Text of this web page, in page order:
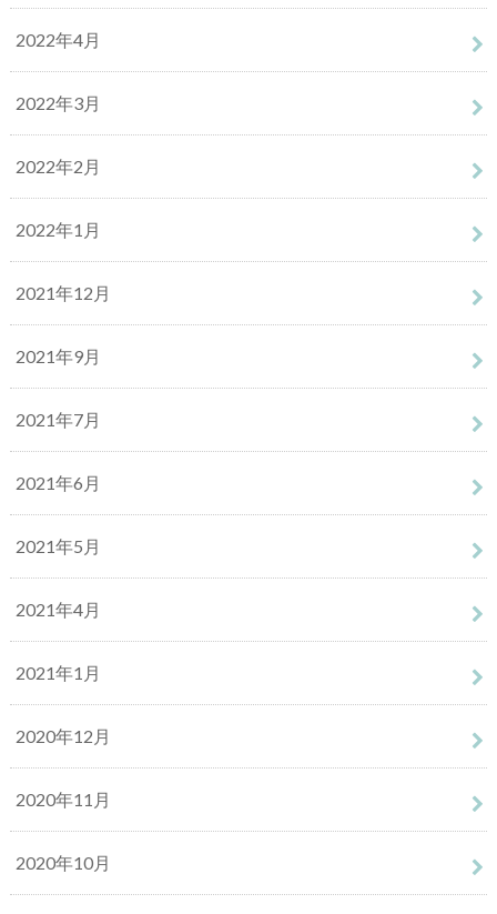
2022年4月
2022年3月
2022年2月
2022年1月
2021年12月
2021年9月
2021年7月
2021年6月
2021年5月
2021年4月
2021年1月
2020年12月
2020年11月
2020年10月